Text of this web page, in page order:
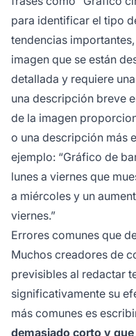
para identificar el tipo
tendencias
imagen que se están
detallada y requiere
una descripción breve
de la imagen
o una descripción más
ejemplo: “Gráfico de
lunes a viernes que
a miércoles y un
viernes.”
Errores comunes que
Muchos creadores de
previsibles al redactar
significativamente su
más comunes es
demasiado corto y